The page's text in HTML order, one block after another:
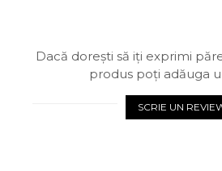
Dacă dorești să iți exprimi
produs poți adăuga
SCRIE UN